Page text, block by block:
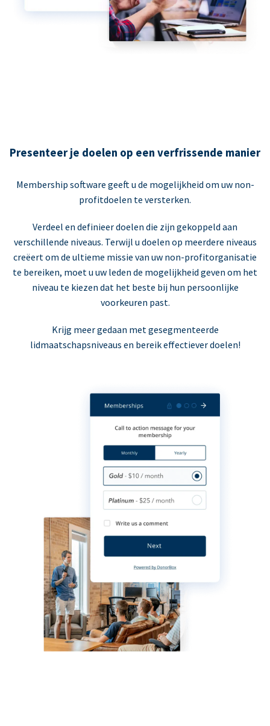
Presenteer je doelen op een verfrissende manier
Membership software geeft u de mogelijkheid om uw non-
profitdoelen te versterken.
Verdeel en definieer doelen die zijn gekoppeld aan
verschillende niveaus. Terwijl u doelen op meerdere niveaus
creëert om de ultieme missie van uw non-profitorganisatie
te bereiken, moet u uw leden de mogelijkheid geven om het
niveau te kiezen dat het beste bij hun persoonlijke
voorkeuren past.
Krijg meer gedaan met gesegmenteerde
lidmaatschapsniveaus en bereik effectiever doelen!